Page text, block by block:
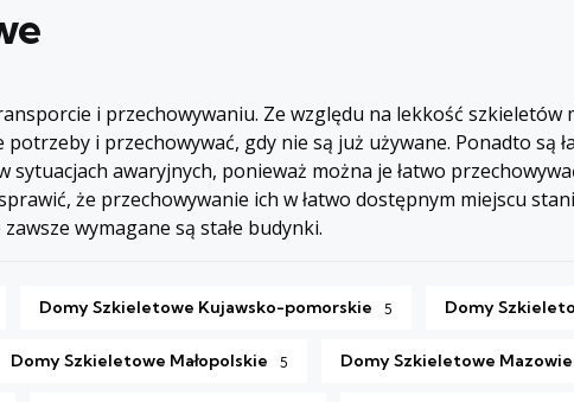
i przechowywaniu. Ze względu na lekkość
i przechowywać, gdy nie są już używane. Ponadto są
sytuacjach awaryjnych, ponieważ można je łatwo
że przechowywanie ich w łatwo dostępnym miejscu
wymagane są stałe budynki.
Domy Szkieletowe Kujawsko-pomorskie 5 Domy
Domy Szkieletowe Małopolskie 5 Domy Szkieletowe